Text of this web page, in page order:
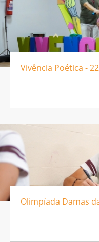
Vivência Poética -
Olimpíada Damas